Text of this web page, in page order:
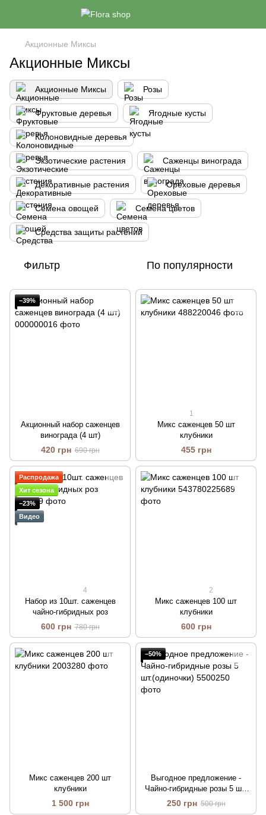
Акционные Миксы
Акционные Миксы
Акционные Миксы Розы
Фруктовые деревья Ягодные кусты
Колоновидные деревья
Экзотические растения Саженцы винограда
Декоративные растения Ореховые деревья
Семена овощей Семена цветов
Средства защиты растений
Фильтр По популярности
−39%
Акционный набор саженцев
винограда (4 шт)
420 грн 690 грн
1
Микс саженцев 50 шт
клубники
455 грн
Распродажа
Хит сезона
−23%
Видео
4
Набор из 10шт. саженцев
чайно-гибридных роз
600 грн 780 грн
2
Микс саженцев 100 шт
клубники
600 грн
Микс саженцев 200 шт
клубники
1 500 грн
−50%
Выгодное предложение -
Чайно-гибридные розы 5 шт.
(одиночки)
250 грн 500 грн